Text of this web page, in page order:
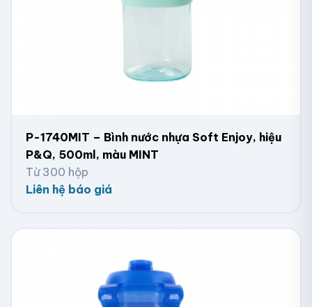
P-1740MIT – Bình nước nhựa Soft Enjoy, hiệu
P&Q, 500ml, màu MINT
Từ 300 hộp
Liên hệ báo giá